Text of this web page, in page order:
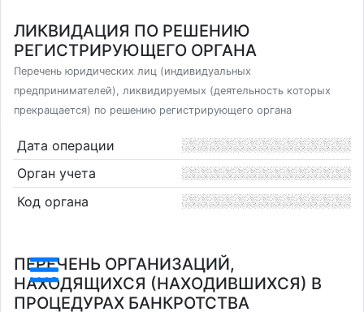
ЛИКВИДАЦИЯ ПО РЕШЕНИЮ
РЕГИСТРИРУЮЩЕГО ОРГАНА
Перечень юридических лиц (индивидуальных
предпринимателей), ликвидируемых (деятельность которых
прекращается) по решению регистрирующего органа
Дата операции
Орган учета
Код органа
ПЕРЕЧЕНЬ ОРГАНИЗАЦИЙ,
НАХОДЯЩИХСЯ (НАХОДИВШИХСЯ) В
ПРОЦЕДУРАХ БАНКРОТСТВА